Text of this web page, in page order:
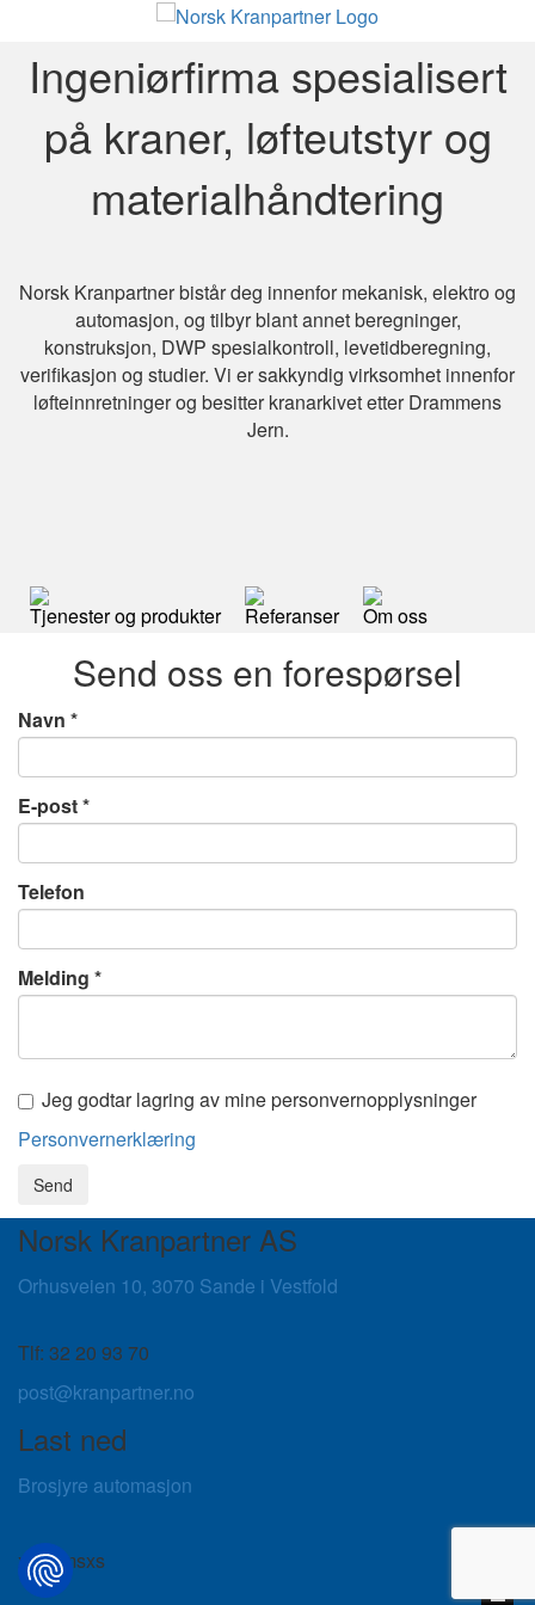
Ingeniørfirma spesialisert
på kraner, løfteutstyr og
materialhåndtering
Norsk Kranpartner bistår deg innenfor mekanisk, elektro og
automasjon, og tilbyr blant annet beregninger,
konstruksjon, DWP spesialkontroll, levetidberegning,
verifikasjon og studier. Vi er sakkyndig virksomhet innenfor
løfteinnretninger og besitter kranarkivet etter Drammens
Jern.
Tjenester og produkter Referanser Om oss
Send oss en forespørsel
Navn
E-post
Telefon
Melding
Jeg godtar lagring av mine personvernopplysninger
Personvernerklæring
Send
Norsk Kranpartner AS
Orhusveien 10, 3070 Sande i Vestfold
Tlf: 32 20 93 70
post@kranpartner.no
Last ned
Brosjyre automasjon
xxlxllmsxs